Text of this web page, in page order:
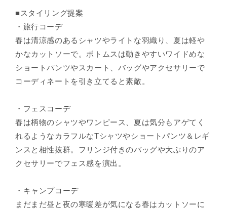
■スタイリング提案
・旅行コーデ
春は清涼感のあるシャツやライトな羽織り、夏は軽や
かなカットソーで。ボトムスは動きやすいワイドめな
ショートパンツやスカート、バッグやアクセサリーで
コーディネートを引き立てると素敵。
・フェスコーデ
春は柄物のシャツやワンピース、夏は気分もアゲてく
れるようなカラフルなTシャツやショートパンツ＆レギ
ンスと相性抜群。フリンジ付きのバッグや大ぶりのア
クセサリーでフェス感を演出。
・キャンプコーデ
まだまだ昼と夜の寒暖差が気になる春はカットソーに